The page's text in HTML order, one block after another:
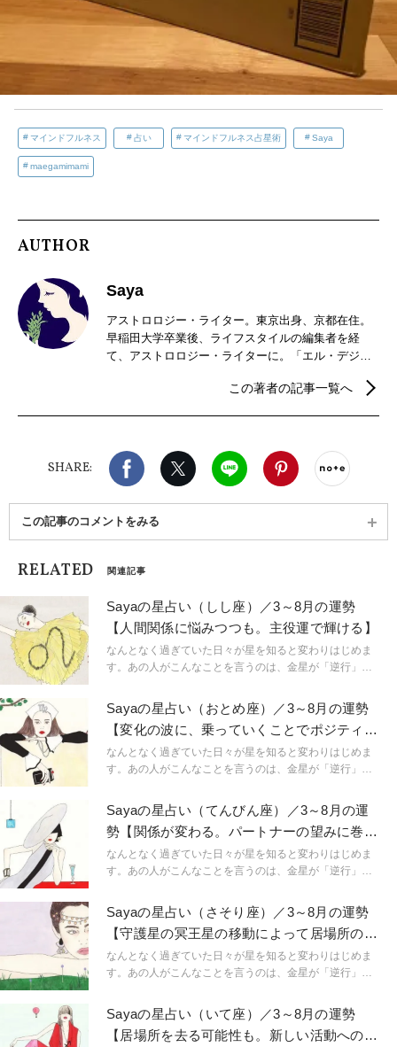
マインドフルネス 占い マインドフルネス占星術 Saya
maegamimami
AUTHOR
Saya
アストロロジー・ライター。東京出身、京都在住。
早稲田大学卒業後、ライフスタイルの編集者を経
て、アストロロジー・ライターに。「エル・デジタ
夫と二人で暮らし、星を読み、畑を耕す傍ら、茶道
この著者の記事一覧へ
SHARE:
Facebook X（旧twitter）
LINE Pinterest
この記事のコメントをみる
RELATED 関連記事
Sayaの星占い（しし座）／3～8月の運勢
【人間関係に悩みつつも。主役運で輝ける】
なんとなく過ぎていた日々が星を知ると変わりはじめま
す。あの人がこんなことを言うのは、金星が「逆行」し
い。こんなにも気持ちが盛り上がるのは満月だからと言
うように。星という眼鏡をもつことで、小さなささやき
や予兆にも気づき始め、「今、ここ」に集中できるよう
に。マインドフルに生きられるようになるのです。
「今、ここ」を生きるためのマインドフルネスな占星術
Sayaの星占い（おとめ座）／3～8月の運勢
【変化の波に、乗っていくことでポジティヴ
な展開に】
なんとなく過ぎていた日々が星を知ると変わりはじめま
す。あの人がこんなことを言うのは、金星が「逆行」し
い。こんなにも気持ちが盛り上がるのは満月だからと言
うように。星という眼鏡をもつことで、小さなささやき
や予兆にも気づき始め、「今、ここ」に集中できるよう
に。マインドフルに生きられるようになるのです。
「今、ここ」を生きるためのマインドフルネスな占星術
Sayaの星占い（てんびん座）／3～8月の運
勢【関係が変わる。パートナーの望みに巻き
込まれがち】
なんとなく過ぎていた日々が星を知ると変わりはじめま
す。あの人がこんなことを言うのは、金星が「逆行」し
い。こんなにも気持ちが盛り上がるのは満月だからと言
うように。星という眼鏡をもつことで、小さなささやき
や予兆にも気づき始め、「今、ここ」に集中できるよう
に。マインドフルに生きられるようになるのです。
「今、ここ」を生きるためのマインドフルネスな占星術
Sayaの星占い（さそり座）／3～8月の運勢
【守護星の冥王星の移動によって居場所の変
容が始まる】
なんとなく過ぎていた日々が星を知ると変わりはじめま
す。あの人がこんなことを言うのは、金星が「逆行」し
い。こんなにも気持ちが盛り上がるのは満月だからと言
うように。星という眼鏡をもつことで、小さなささやき
や予兆にも気づき始め、「今、ここ」に集中できるよう
Sayaの星占い（いて座）／3～8月の運勢
【居場所を去る可能性も。新しい活動への情